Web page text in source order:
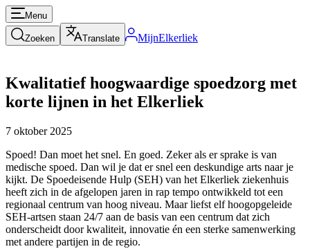
Menu
Zoeken Translate MijnElkerliek
Kwalitatief hoogwaardige spoedzorg met
korte lijnen in het Elkerliek
7 oktober 2025
Spoed! Dan moet het snel. En goed. Zeker als er sprake is van
medische spoed. Dan wil je dat er snel een deskundige arts naar je
kijkt. De Spoedeisende Hulp (SEH) van het Elkerliek ziekenhuis
heeft zich in de afgelopen jaren in rap tempo ontwikkeld tot een
regionaal centrum van hoog niveau. Maar liefst elf hoogopgeleide
SEH-artsen staan 24/7 aan de basis van een centrum dat zich
onderscheidt door kwaliteit, innovatie én een sterke samenwerking
met andere partijen in de regio.